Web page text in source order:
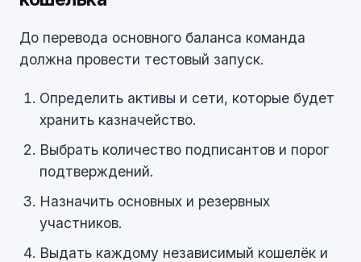
До перевода основного баланса команда
должна провести тестовый запуск.
Определить активы и сети, которые будет
хранить казначейство.
Выбрать количество подписантов и порог
подтверждений.
Назначить основных и резервных
участников.
Выдать каждому независимый кошелёк и